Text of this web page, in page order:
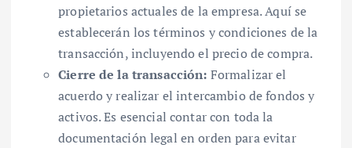
propietarios actuales de la empresa. Aquí se
establecerán los términos y condiciones de la
transacción, incluyendo el precio de compra.
Cierre de la transacción: Formalizar el
acuerdo y realizar el intercambio de fondos y
activos. Es esencial contar con toda la
documentación legal en orden para evitar